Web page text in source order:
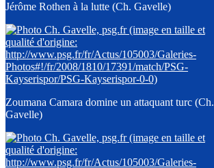
Jérôme Rothen à la lutte (Ch. Gavelle)
Zoumana Camara domine un attaquant turc (Ch.
Gavelle)